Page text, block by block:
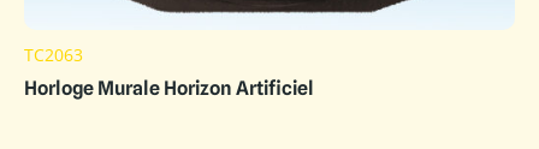
TC2063
Horloge Murale Horizon Artificiel